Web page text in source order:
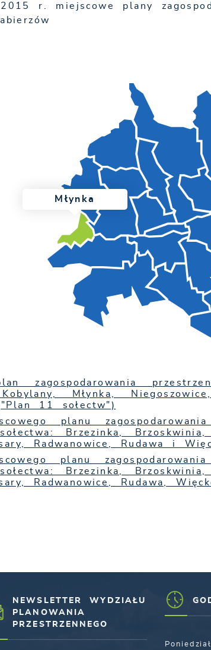
r. miejscowe plany
Młynka
zagospodarowania
Młynka,
11 sołectw")
planu
Brzezinka,
Radwanowice, Rudawa i
planu
Brzezinka,
Radwanowice, Rudawa,
NEWSLETTER WYDZIAŁU
PLANOWANIA
PRZESTRZENNEGO